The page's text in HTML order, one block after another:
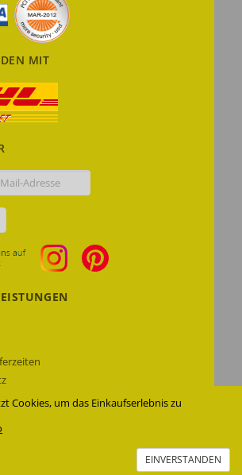
Cookies, um das Einkaufserlebnis zu
EINVERSTANDEN
MIT